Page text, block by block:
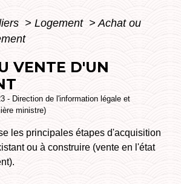
> Logement > Achat ou
VENTE D'UN
- Direction de l'information légale et
ministre)
les principales étapes d'acquisition
ou à construire (vente en l'état